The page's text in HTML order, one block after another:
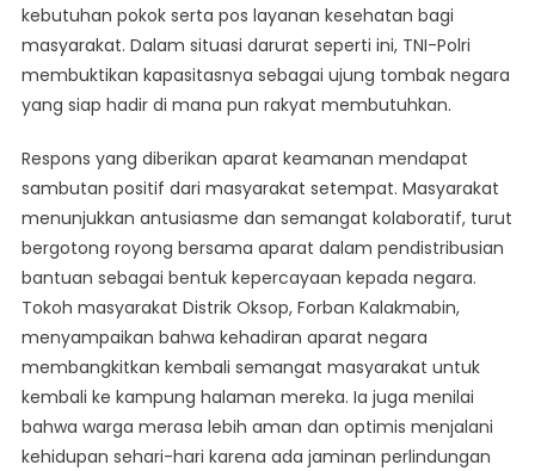
kebutuhan pokok serta pos layanan kesehatan bagi
masyarakat. Dalam situasi darurat seperti ini, TNI-Polri
membuktikan kapasitasnya sebagai ujung tombak negara
yang siap hadir di mana pun rakyat membutuhkan.
Respons yang diberikan aparat keamanan mendapat
sambutan positif dari masyarakat setempat. Masyarakat
menunjukkan antusiasme dan semangat kolaboratif, turut
bergotong royong bersama aparat dalam pendistribusian
bantuan sebagai bentuk kepercayaan kepada negara.
Tokoh masyarakat Distrik Oksop, Forban Kalakmabin,
menyampaikan bahwa kehadiran aparat negara
membangkitkan kembali semangat masyarakat untuk
kembali ke kampung halaman mereka. Ia juga menilai
bahwa warga merasa lebih aman dan optimis menjalani
kehidupan sehari-hari karena ada jaminan perlindungan